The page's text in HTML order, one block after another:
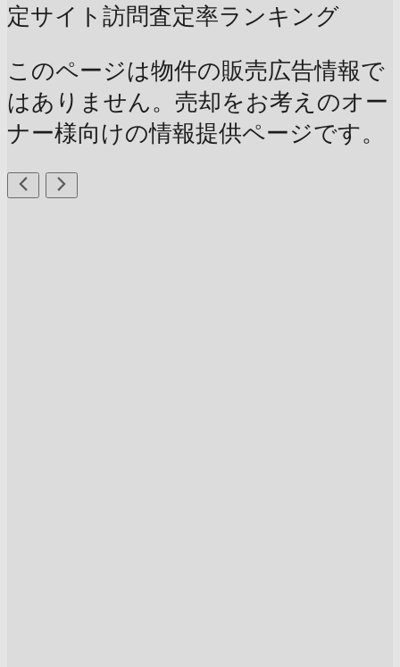
定サイト訪問査定率ランキング
このページは物件の販売広告情報で
はありません。売却をお考えのオー
ナー様向けの情報提供ページです。